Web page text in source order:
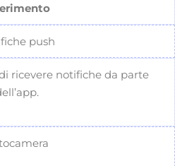
push
ricevere notifiche da parte